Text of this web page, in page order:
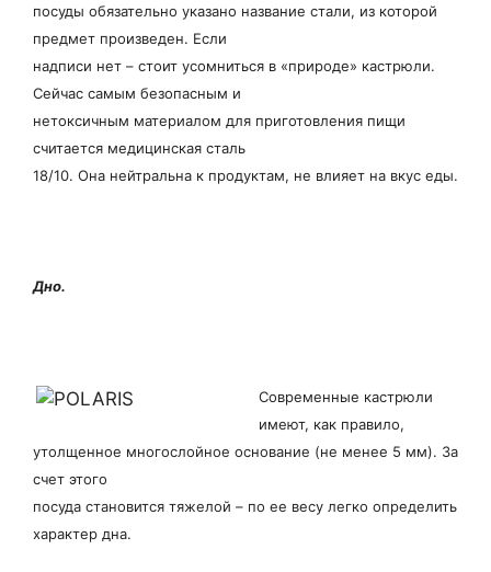
посуды обязательно указано название стали, из которой
предмет произведен. Если
надписи нет – стоит усомниться в «природе» кастрюли.
Сейчас самым безопасным и
нетоксичным материалом для приготовления пищи
считается медицинская сталь
18/10. Она нейтральна к продуктам, не влияет на вкус еды.
Дно.
Современные кастрюли
имеют, как правило,
утолщенное многослойное основание (не менее 5 мм). За
счет этого
посуда становится тяжелой – по ее весу легко определить
характер дна.